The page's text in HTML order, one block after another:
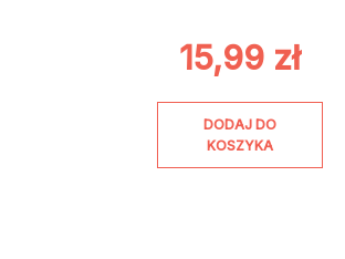
15,99 zł
DODAJ DO
KOSZYKA